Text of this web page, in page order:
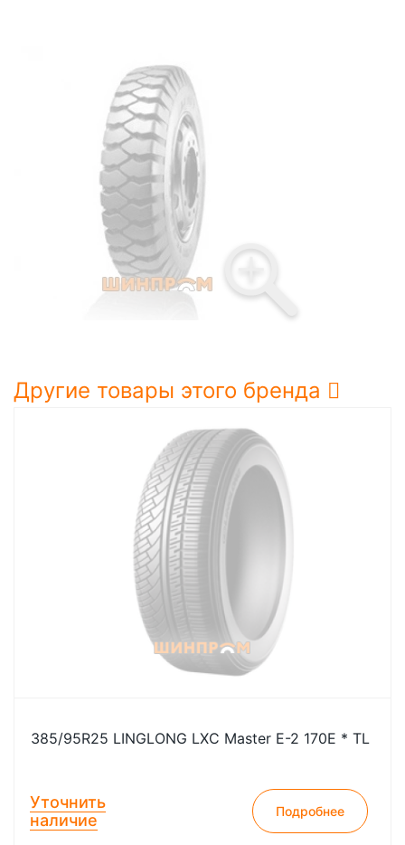
Другие товары этого бренда
385/95R25 LINGLONG LXC Master E-2 170E * TL
Уточнить
наличие
Подробнее